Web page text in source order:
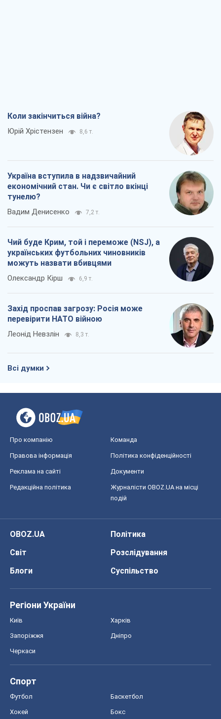
Коли закінчиться війна?
Юрій Хрістензен 8,6 т.
Україна вступила в надзвичайний
економічний стан. Чи є світло вкінці
тунелю?
Вадим Денисенко 7,2 т.
Чий буде Крим, той і переможе (NSJ), а
українських футбольних чиновників
можуть назвати вбивцями
Олександр Кірш 6,9 т.
Захід проспав загрозу: Росія може
перевірити НАТО війною
Леонід Невзлін 8,3 т.
Всі думки
Про компанію Команда
Правова інформація Політика конфіденційності
Реклама на сайті Документи
Редакційна політика
Журналісти OBOZ.UA на місці
подій
OBOZ.UA
Політика
Світ
Розслідування
Блоги
Суспільство
Регіони України
Київ Харків
Запоріжжя Дніпро
Черкаси
Спорт
Футбол Баскетбол
Хокей Бокс